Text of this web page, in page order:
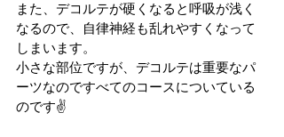
また、デコルテが硬くなると呼吸が浅く
なるので、自律神経も乱れやすくなって
しまいます。
小さな部位ですが、デコルテは重要なパ
ーツなのですべてのコースについている
のです✌